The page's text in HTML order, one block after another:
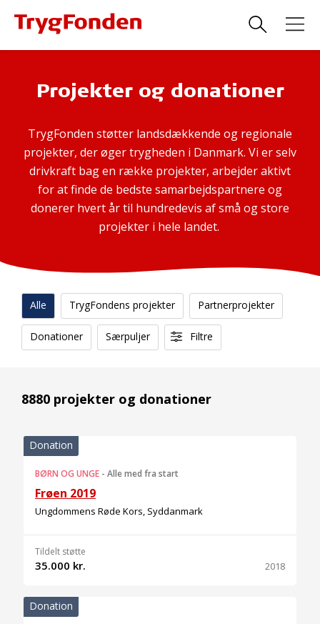
Projekter og donationer
TrygFonden støtter landsdækkende og regionale
projekter, der øger trygheden i Danmark. Vi er selv
drivkraft bag en række projekter, arbejder aktivt
for at finde de bedste samarbejdspartnere og
donerer hvert år til hundredevis af små og store
projekter i hele landet.
Alle TrygFondens projekter Partnerprojekter
Donationer Særpuljer Filtre
8880 projekter og donationer
Donation
BØRN OG UNGE - Alle med fra start
Frøen 2019
Ungdommens Røde Kors, Syddanmark
Tildelt støtte
35.000 kr. 2018
Donation